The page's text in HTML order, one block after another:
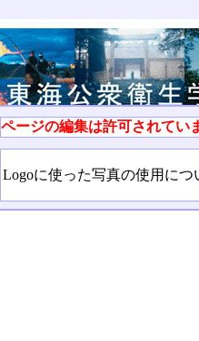
ページの編集は許可されてい
Logoに使った写真の使用に